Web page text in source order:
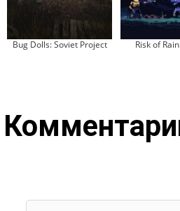
Bug Dolls: Soviet Project Risk of